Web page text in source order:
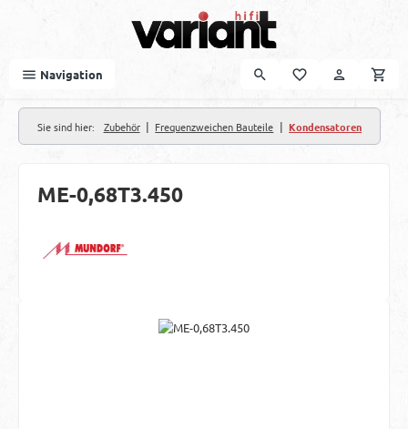
Navigation
Sie sind hier: Zubehör | Frequenzweichen Bauteile | Kondensatoren
ME-0,68T3.450
Bildergalerie überspringen